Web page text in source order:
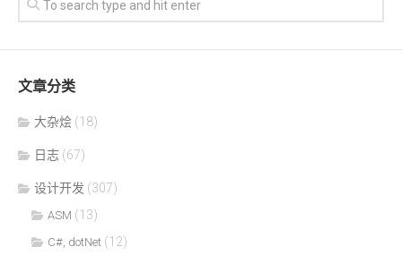
文章分类
大杂烩 (18)
日志 (67)
设计开发 (307)
ASM (13)
C#, dotNet (12)